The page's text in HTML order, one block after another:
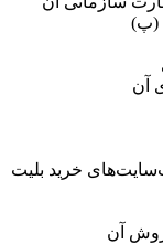
(پ)
آن
خريد بليت
آن